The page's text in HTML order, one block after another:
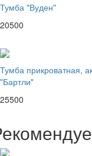
Тумба "Вуден"
20500
Тумба прикроватная,
"Бартли"
25500